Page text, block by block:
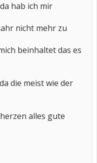
hab ich mir
nicht mehr zu
beinhaltet das es
die meist wie der
alles gute